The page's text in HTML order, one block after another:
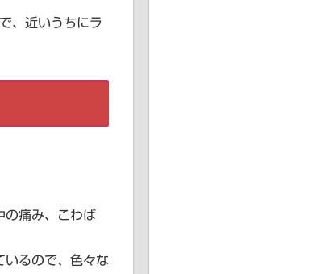
、近いうちにラ
の痛み、こわば
いるので、色々な